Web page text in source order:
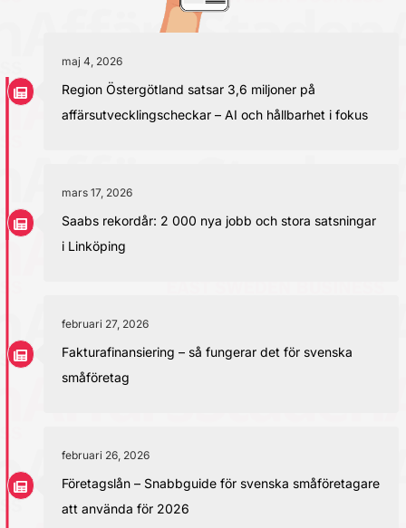
maj 4, 2026
Region Östergötland satsar 3,6 miljoner på
affärsutvecklingscheckar – AI och hållbarhet i fokus
mars 17, 2026
Saabs rekordår: 2 000 nya jobb och stora satsningar
i Linköping
februari 27, 2026
Fakturafinansiering – så fungerar det för svenska
småföretag
februari 26, 2026
Företagslån – Snabbguide för svenska småföretagare
att använda för 2026